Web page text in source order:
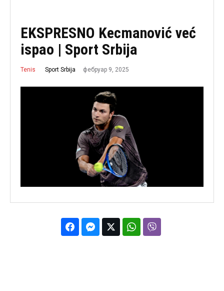
EKSPRESNO Kecmanović već
ispao | Sport Srbija
Tenis Sport Srbija фебруар 9, 2025